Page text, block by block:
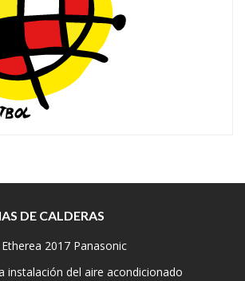
DE CALDERAS
2017 Panasonic
instalación del aire acondicionado